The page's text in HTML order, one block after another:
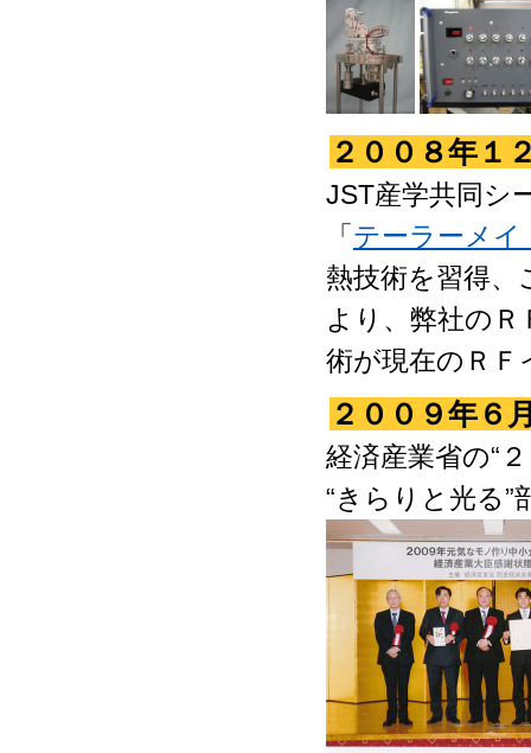
２００８年１
JST産学共同シ
「 テーラーメ
熱技術を習得、
より、弊社の
術が現在のＲ
２００９年６
経済産業省の“
“きらりと光る